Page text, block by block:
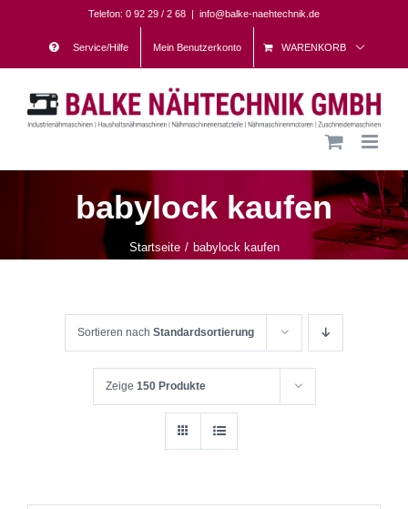
content
Telefon: 0 92 29 / 2 68 | info@balke-naehtechnik.de
Service/Hilfe Mein Benutzerkonto WARENKORB
babylock kaufen
Startseite babylock kaufen
Sortieren nach Standardsortierung
Zeige 150 Produkte